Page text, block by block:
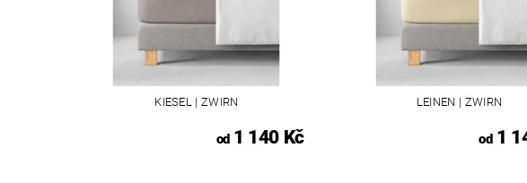
KIESEL | ZWIRN
od1 140 Kč
LEINEN | ZWIRN
od1